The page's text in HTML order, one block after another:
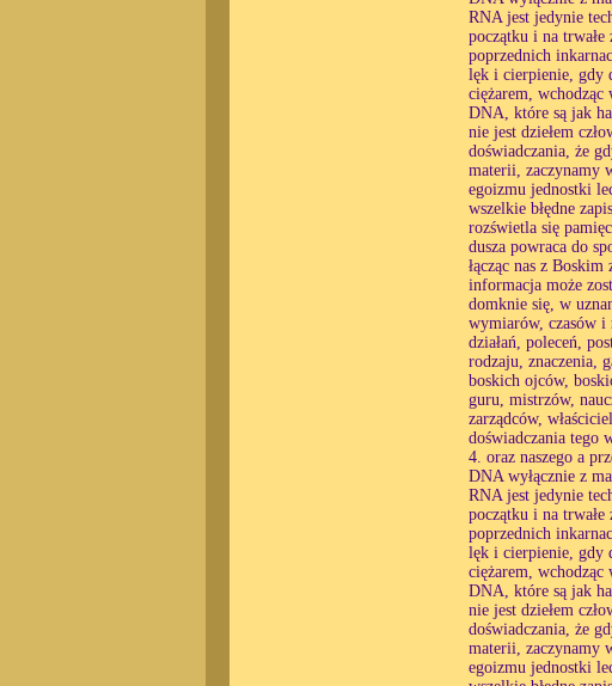
RNA jest jedynie
początku i na
poprzednich
lęk i cierpienie, gdy
ciężarem, wchodząc
DNA, które są jak
nie jest dziełem
doświadczania, że
materii, zaczynamy
egoizmu jednostki
wszelkie błędne
rozświetla się
dusza powraca do
łącząc nas z
informacja może
domknie się, w
wymiarów, czasów
działań, poleceń,
rodzaju, znaczenia,
boskich ojców,
guru, mistrzów,
zarządców,
doświadczania tego
4. oraz naszego a
DNA wyłącznie z
RNA jest jedynie
początku i na
poprzednich
lęk i cierpienie, gdy
ciężarem, wchodząc
DNA, które są jak
nie jest dziełem
doświadczania, że
materii, zaczynamy
egoizmu jednostki